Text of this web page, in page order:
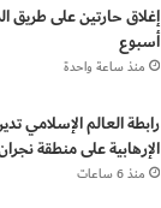
إغلاق حارتين على طريق
أسبوع
منذ ساعة واحدة
رابطة العالم الإسلامي
الإرهابية على منطقة
منذ 6 ساعات